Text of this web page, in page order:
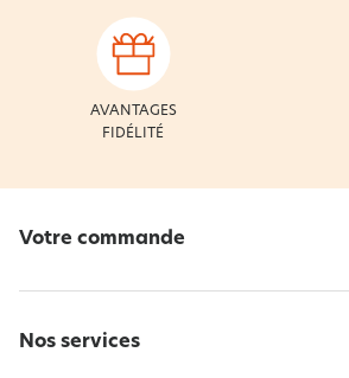
AVANTAGES
FIDÉLITÉ
Votre commande
Nos services